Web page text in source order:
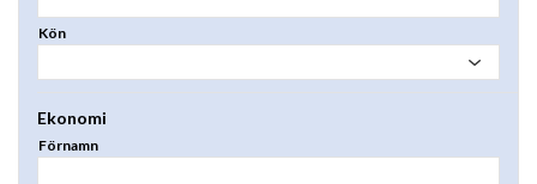
Kön
Ekonomi
Förnamn